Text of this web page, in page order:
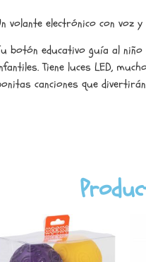
volante electrónico con voz
botón educativo guía al
Tiene luces LED,
canciones que